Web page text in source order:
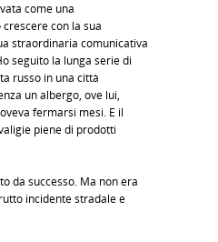
come una
crescere con la sua
straordinaria comunicativa
seguito la lunga serie di
russo in una città
un albergo, ove lui,
fermarsi mesi. E il
piene di prodotti
da successo. Ma non era
incidente stradale e